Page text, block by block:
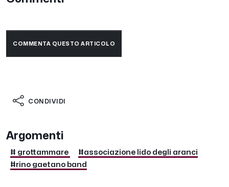
COMMENTA QUESTO ARTICOLO
CONDIVIDI
Argomenti
# grottammare
#associazione lido degli aranci
#rino gaetano band